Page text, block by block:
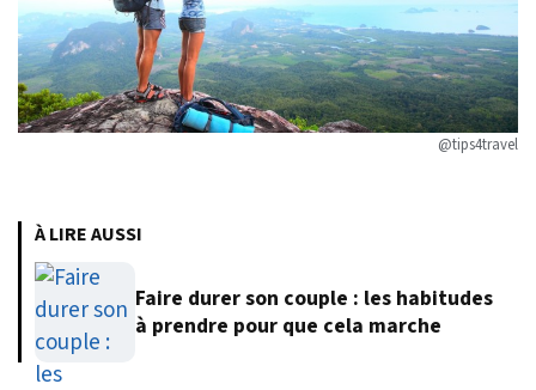
@tips4travel
À LIRE AUSSI
Faire durer son couple : les habitudes
à prendre pour que cela marche